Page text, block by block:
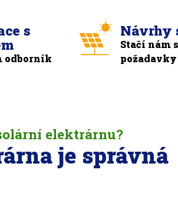
s
odborník
Návrhy
Stačí nám
požadavky
elektrárnu?
je správná